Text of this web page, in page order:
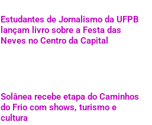
Estudantes de Jornalismo da UFPB
lançam livro sobre a Festa das
Neves no Centro da Capital
Solânea recebe etapa do Caminhos
do Frio com shows, turismo e
cultura